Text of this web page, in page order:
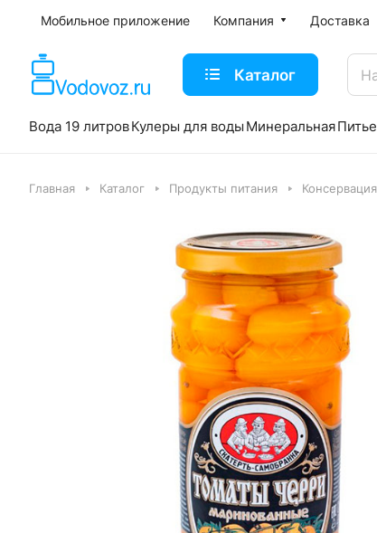
Мобильное приложение Компания Доставка
Каталог
Вода 19 литровКулеры для воды Минеральная
Главная Каталог Продукты питания